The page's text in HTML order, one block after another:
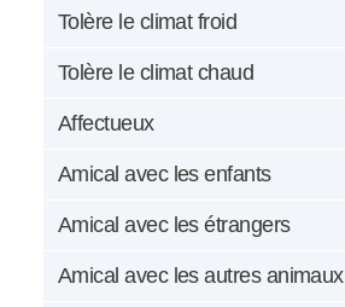
Tolère le climat froid
Tolère le climat chaud
Affectueux
Amical avec les enfants
Amical avec les étrangers
Amical avec les autres animaux